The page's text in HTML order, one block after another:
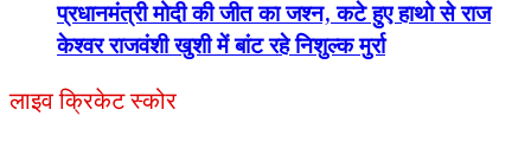
प्रधानमंत्री मोदी की जीत का जश्न, कटे हुए हाथो से राज
केश्वर राजवंशी खुशी में बांट रहे निशुल्क मुर्रा
लाइव क्रिकेट स्कोर